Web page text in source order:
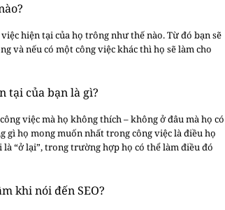
hiện tại của họ trông như thế nào. Từ đó bạn sẽ
và nếu có một công việc khác thì họ sẽ làm cho
tại của bạn là gì?
việc mà họ không thích – không ở đâu mà họ có
gì họ mong muốn nhất trong công việc là điều họ
“ở lại”, trong trường hợp họ có thể làm điều đó
khi nói đến SEO?